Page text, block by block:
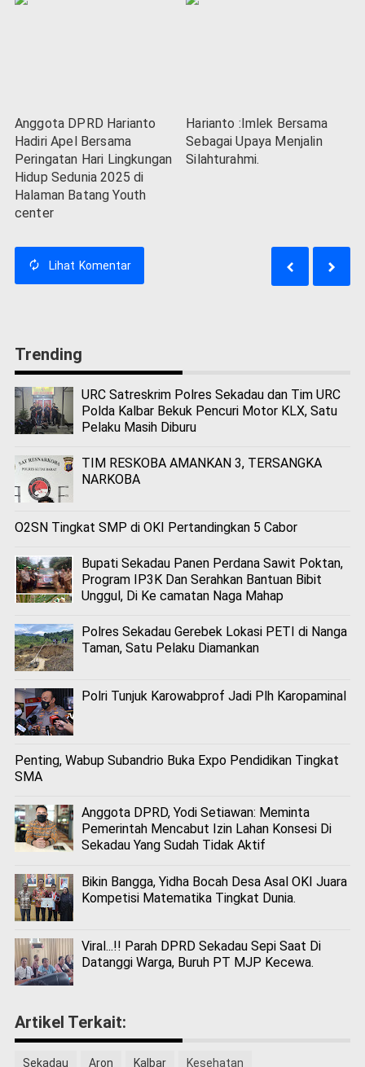
Anggota DPRD Harianto
Hadiri Apel Bersama
Peringatan Hari Lingkungan
Hidup Sedunia 2025 di
Halaman Batang Youth
center
Harianto :Imlek Bersama
Sebagai Upaya Menjalin
Silahturahmi.
Lihat Komentar
Trending
URC Satreskrim Polres Sekadau dan Tim URC
Polda Kalbar Bekuk Pencuri Motor KLX, Satu
Pelaku Masih Diburu
TIM RESKOBA AMANKAN 3, TERSANGKA
NARKOBA
O2SN Tingkat SMP di OKI Pertandingkan 5 Cabor
Bupati Sekadau Panen Perdana Sawit Poktan,
Program IP3K Dan Serahkan Bantuan Bibit
Unggul, Di Ke camatan Naga Mahap
Polres Sekadau Gerebek Lokasi PETI di Nanga
Taman, Satu Pelaku Diamankan
Polri Tunjuk Karowabprof Jadi Plh Karopaminal
Penting, Wabup Subandrio Buka Expo Pendidikan Tingkat
SMA
Anggota DPRD, Yodi Setiawan: Meminta
Pemerintah Mencabut Izin Lahan Konsesi Di
Sekadau Yang Sudah Tidak Aktif
Bikin Bangga, Yidha Bocah Desa Asal OKI Juara
Kompetisi Matematika Tingkat Dunia.
Viral...!! Parah DPRD Sekadau Sepi Saat Di
Datanggi Warga, Buruh PT MJP Kecewa.
Artikel Terkait:
Sekadau Aron Kalbar Kesehatan